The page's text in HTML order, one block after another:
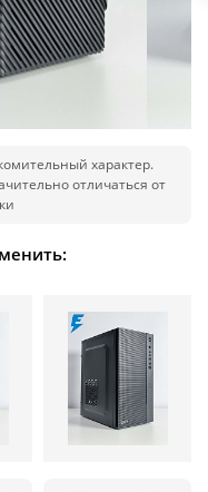
характер.
отличаться от